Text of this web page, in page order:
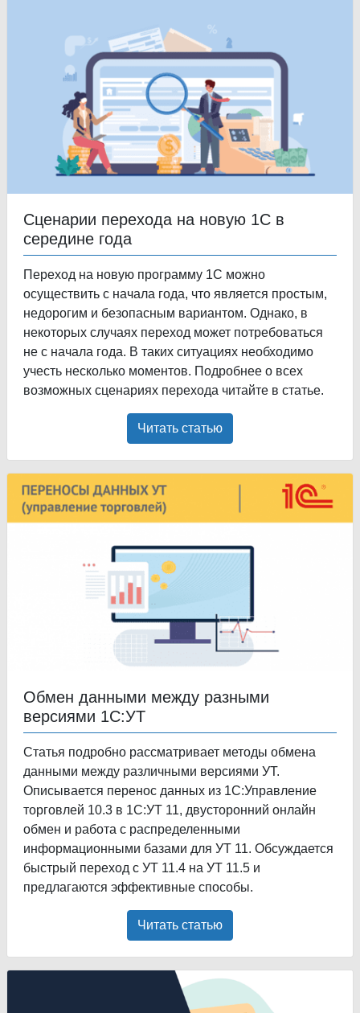
Сценарии перехода на новую 1С в
середине года
Переход на новую программу 1С можно
осуществить с начала года, что является простым,
недорогим и безопасным вариантом. Однако, в
некоторых случаях переход может потребоваться
не с начала года. В таких ситуациях необходимо
учесть несколько моментов. Подробнее о всех
возможных сценариях перехода читайте в статье.
Читать статью
Обмен данными между разными
версиями 1С:УТ
Статья подробно рассматривает методы обмена
данными между различными версиями УТ.
Описывается перенос данных из 1С:Управление
торговлей 10.3 в 1С:УТ 11, двусторонний онлайн
обмен и работа с распределенными
информационными базами для УТ 11. Обсуждается
быстрый переход с УТ 11.4 на УТ 11.5 и
предлагаются эффективные способы.
Читать статью